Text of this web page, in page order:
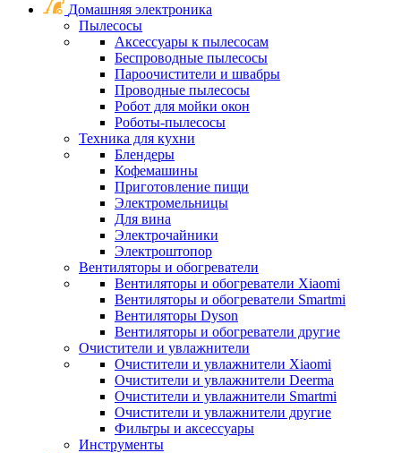
Домашняя электроника
Пылесосы
Аксессуары к пылесосам
Беспроводные пылесосы
Пароочистители и швабры
Проводные пылесосы
Робот для мойки окон
Роботы-пылесосы
Техника для кухни
Блендеры
Кофемашины
Приготовление пищи
Электромельницы
Для вина
Электрочайники
Электроштопор
Вентиляторы и обогреватели
Вентиляторы и обогреватели Xiaomi
Вентиляторы и обогреватели Smartmi
Вентиляторы Dyson
Вентиляторы и обогреватели другие
Очистители и увлажнители
Очистители и увлажнители Xiaomi
Очистители и увлажнители Deerma
Очистители и увлажнители Smartmi
Очистители и увлажнители другие
Фильтры и аксессуары
Инструменты